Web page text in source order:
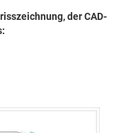
der CAD-